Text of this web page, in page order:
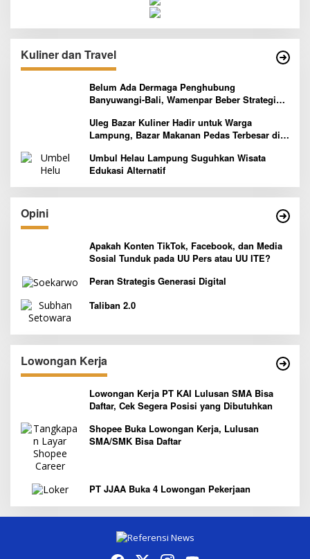
Kuliner dan Travel
Belum Ada Dermaga Penghubung
Banyuwangi-Bali, Wamenpar Beber Strategi
Uleg Bazar Kuliner Hadir untuk Warga
Lampung, Bazar Makanan Pedas Terbesar di
Umbul Helau Lampung Suguhkan Wisata
Edukasi Alternatif
Opini
Apakah Konten TikTok, Facebook, dan Media
Sosial Tunduk pada UU Pers atau UU ITE?
Peran Strategis Generasi Digital
Taliban 2.0
Lowongan Kerja
Lowongan Kerja PT KAI Lulusan SMA Bisa
Daftar, Cek Segera Posisi yang Dibutuhkan
Shopee Buka Lowongan Kerja, Lulusan
SMA/SMK Bisa Daftar
PT JJAA Buka 4 Lowongan Pekerjaan